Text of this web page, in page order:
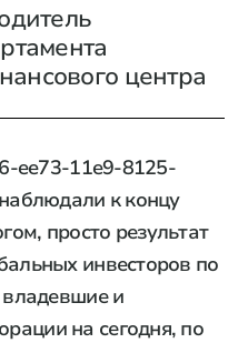
центра
ee73-11e9-8125-
к концу
просто результат
инвесторов по
и
на сегодня, по